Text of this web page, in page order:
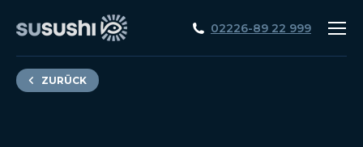
02226-89 22 999
ZURÜCK